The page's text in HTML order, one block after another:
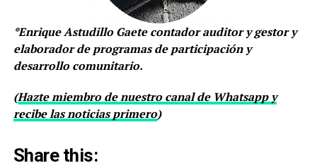
*Enrique Astudillo Gaete contador auditor y gestor y
elaborador de programas de participación y
desarrollo comunitario.
(Hazte miembro de nuestro canal de Whatsapp y
recibe las noticias primero)
Share this: